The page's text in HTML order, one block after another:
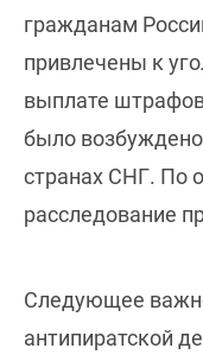
гражданам
привлечены к
выплате
было
странах СНГ. По
расследование
Следующее
антипиратской